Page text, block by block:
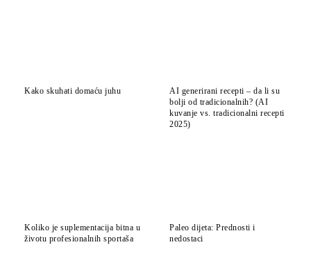
Kako skuhati domaću juhu
AI generirani recepti – da li su
bolji od tradicionalnih? (AI
kuvanje vs. tradicionalni recepti
2025)
Koliko je suplementacija bitna u
životu profesionalnih sportaša
Paleo dijeta: Prednosti i
nedostaci